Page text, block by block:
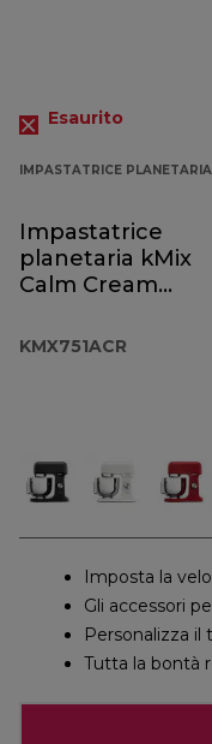
Esaurito
IMPASTATRICE
Impastatrice
planetaria kMix
Calm Cream
KMX751ACR
Imposta la
Gli accessori
Personalizza il
Tutta la bontà